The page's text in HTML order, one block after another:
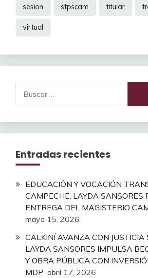
sesion stpscam titular
virtual
Entradas recientes
EDUCACIÓN Y VOCACIÓN
CAMPECHE: LAYDA SANSORES
ENTREGA DEL MAGISTERIO
mayo 15, 2026
CALKINÍ AVANZA CON JUSTICIA
LAYDA SANSORES IMPULSA
Y OBRA PÚBLICA CON
MDP abril 17, 2026